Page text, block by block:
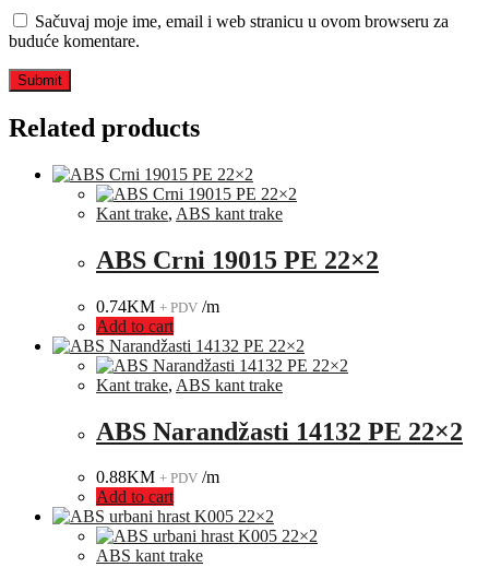
Sačuvaj moje ime, email i web stranicu u ovom browseru za
buduće komentare.
Related products
Kant trake, ABS kant trake
ABS Crni 19015 PE 22×2
0.74KM + PDV /m
Add to cart
Kant trake, ABS kant trake
ABS Narandžasti 14132 PE 22×2
0.88KM + PDV /m
Add to cart
ABS kant trake